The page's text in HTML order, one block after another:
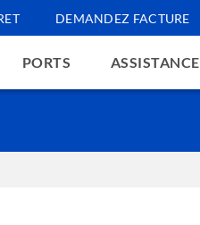
DEMANDEZ FACTURE
PORTS ASSISTANCE
nos propres